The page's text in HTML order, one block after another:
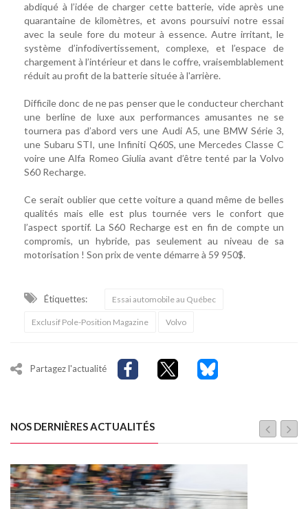
abdiqué à l’idée de charger cette batterie, vide après une
quarantaine de kilomètres, et avons poursuivi notre essai
avec la seule fore du moteur à essence. Autre irritant, le
système d’infodivertissement, complexe, et l’espace de
chargement à l’intérieur et dans le coffre, vraisemblablement
réduit au profit de la batterie située à l'arrière.
Difficile donc de ne pas penser que le conducteur cherchant
une berline de luxe aux performances amusantes ne se
tournera pas d’abord vers une Audi A5, une BMW Série 3,
une Subaru STI, une Infiniti Q60S, une Mercedes Classe C
voire une Alfa Romeo Giulia avant d’être tenté par la Volvo
S60 Recharge.
Ce serait oublier que cette voiture a quand même de belles
qualités mais elle est plus tournée vers le confort que
l’aspect sportif. La S60 Recharge est en fin de compte un
compromis, un hybride, pas seulement au niveau de sa
motorisation ! Son prix de vente démarre à 59 950$.
Étiquettes: Essai automobile au Québec
Exclusif Pole-Position Magazine Volvo
Partagez l'actualité
NOS DERNIÈRES ACTUALITÉS